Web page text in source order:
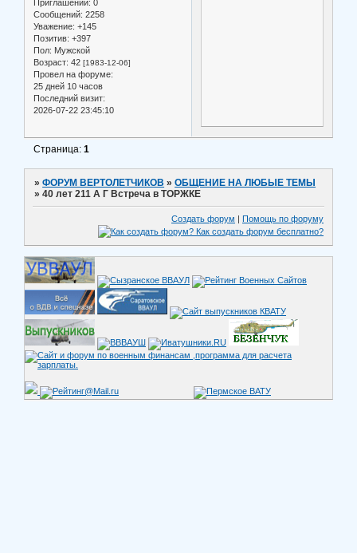
Приглашений: 0
Сообщений: 2258
Уважение: +145
Позитив: +397
Пол: Мужской
Возраст: 42 [1983-12-06]
Провел на форуме:
25 дней 10 часов
Последний визит:
2026-07-22 23:45:10
Страница:1
»ФОРУМ ВЕРТОЛЕТЧИКОВ »ОБЩЕНИЕ НА ЛЮБЫЕ ТЕМЫ
»40 лет 211 А Г Встреча в ТОРЖКЕ
Создать форум Помощь по форуму